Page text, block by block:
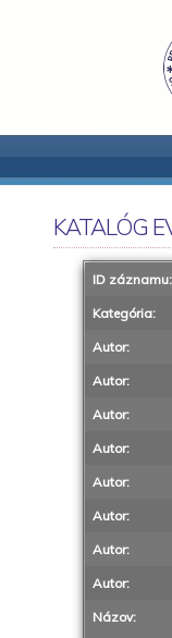
KATALÓG
ID záznamu:
Kategória:
Autor:
Autor:
Autor:
Autor:
Autor:
Autor:
Autor:
Autor:
Názov: